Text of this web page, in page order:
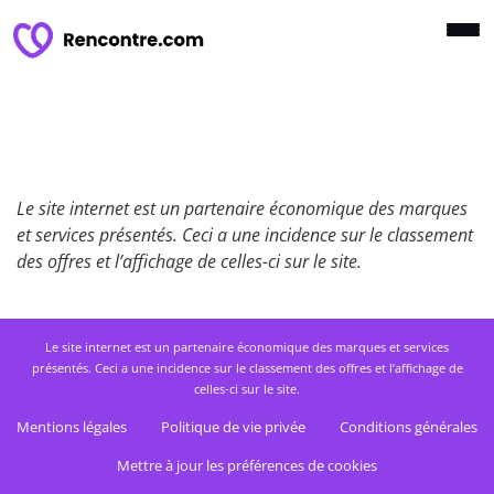
Le site internet est un partenaire économique des marques
et services présentés. Ceci a une incidence sur le classement
des offres et l’affichage de celles-ci sur le site.
Le site internet est un partenaire économique des marques et services
présentés. Ceci a une incidence sur le classement des offres et l’affichage de
celles-ci sur le site.
Mentions légales Politique de vie privée
Conditions générales
Mettre à jour les préférences de cookies